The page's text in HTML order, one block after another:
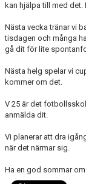
NYHETER
kan hjälpa till med
Nästa vecka tränar vi
tisdagen och många
gå dit för lite
Nästa helg spelar vi
kommer om det.
V 25 är det
anmälda dit.
Vi planerar att dra
när det närmar sig.
Ha en god sommar